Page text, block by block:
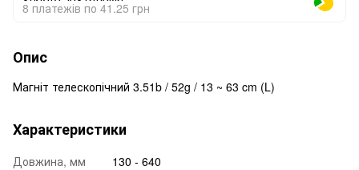
8 платежів по 41.25 грн
Опис
Магніт телескопічний 3.51b / 52g / 13 ~ 63 cm (L)
Характеристики
Довжина, мм
130 - 640